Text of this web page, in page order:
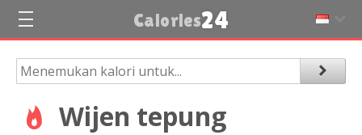
Calories24
Wijen tepung